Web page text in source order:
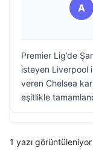
A
Premier Lig’de
isteyen Liverpool
veren Chelsea
eşitlikle
1 yazı